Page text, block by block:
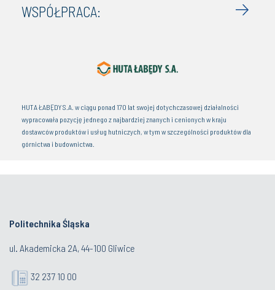
WSPÓŁPRACA:
HUTA ŁABĘDY S.A. w ciągu ponad 170 lat swojej dotychczasowej działalności
wypracowała pozycję jednego z najbardziej znanych i cenionych w kraju
dostawców produktów i usług hutniczych, w tym w szczególności produktów dla
górnictwa i budownictwa.
Politechnika Śląska
ul. Akademicka 2A, 44-100 Gliwice
32 237 10 00